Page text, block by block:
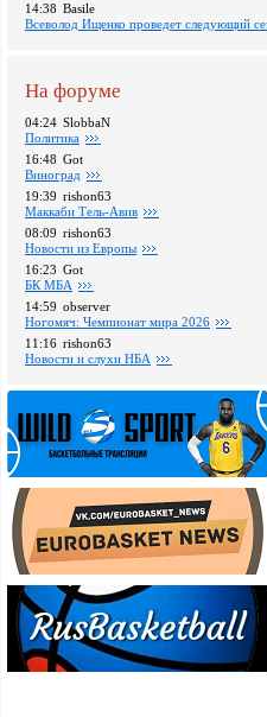
14:38 Basile
Всеволод Ищенко проведет следующий
На форуме
04:24 SlobbaN
Политика
16:48 Got
Виноград
19:39 rishon63
Маккаби Тель-Авив
08:09 rishon63
Новости из Европы
16:23 Got
БК МБА
14:59 observer
Ногомяч: Чемпионат мира 2026
11:16 rishon63
Новости и слухи НБА